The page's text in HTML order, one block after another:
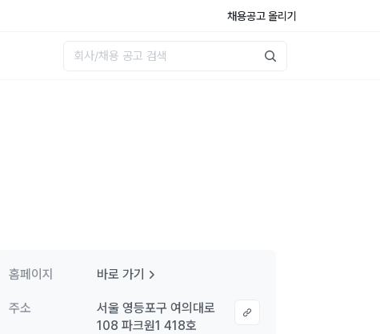
채용공고 올리기
홈페이지 바로 가기
주소
서울 영등포구 여의대로
108 파크원1 418호